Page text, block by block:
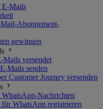
E-Mails
Abonnement-
gewinnen
Mails versendet
Mails senden
Customer Journey versenden
WhatsApp-Nachrichten
WhatsApp registrieren